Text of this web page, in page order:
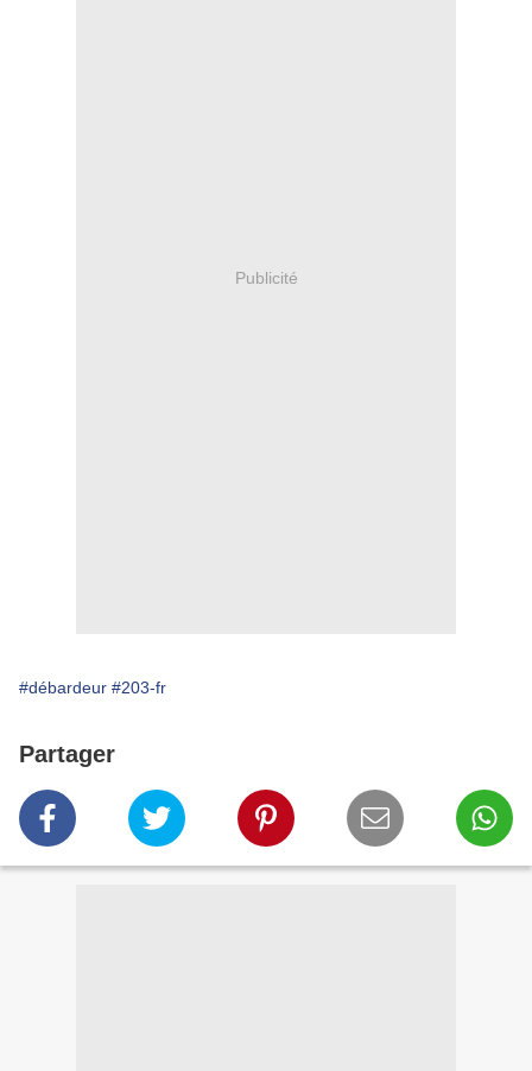
Publicité
#débardeur #203-fr
Partager